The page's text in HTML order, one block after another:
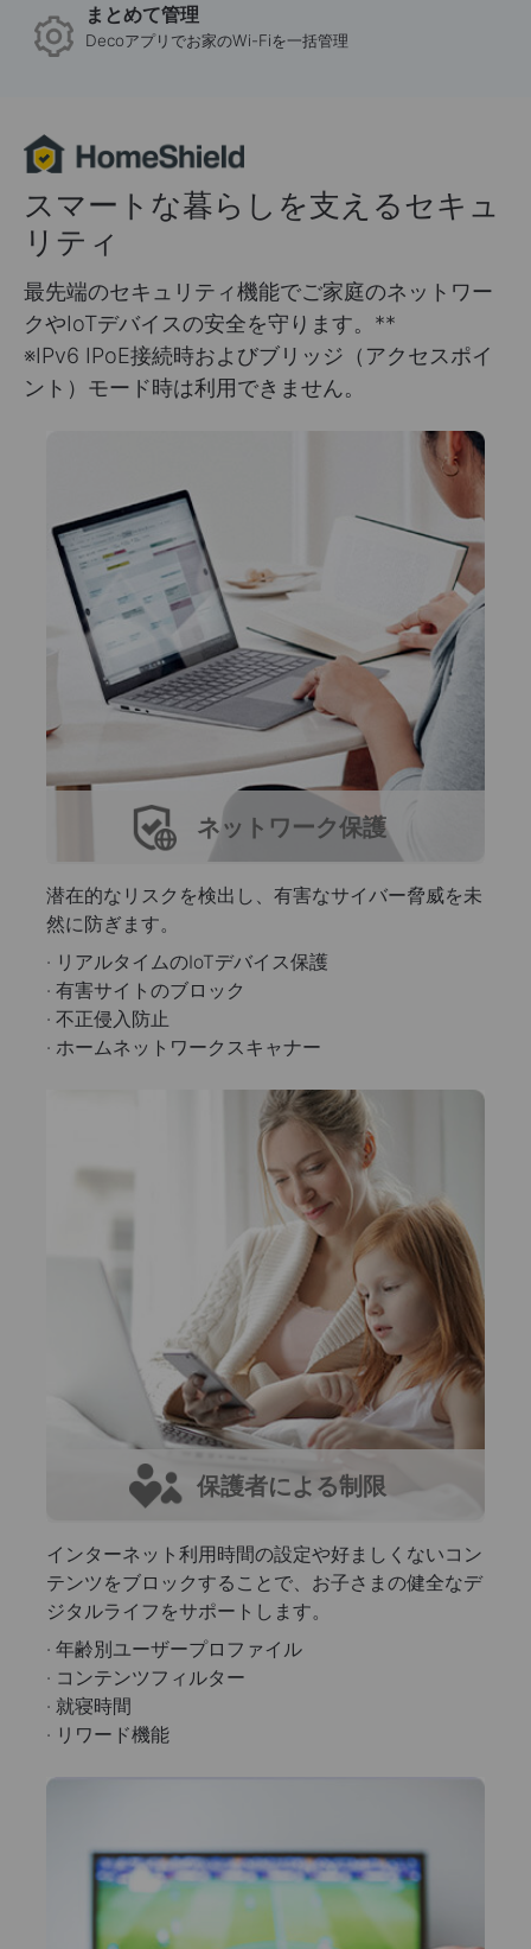
まとめて管理
Decoアプリでお家のWi-Fiを一括管理
スマートな暮らしを支えるセキュ
リティ
最先端のセキュリティ機能でご家庭のネットワー
クやIoTデバイスの安全を守ります。 **
※IPv6 IPoE接続時およびブリッジ（アクセスポイ
ント）モード時は利用できません。
ネットワーク保護
潜在的なリスクを検出し、有害なサイバー脅威を未
然に防ぎます。
· リアルタイムのIoTデバイス保護
· 有害サイトのブロック
· 不正侵入防止
· ホームネットワークスキャナー
保護者による制限
インターネット利用時間の設定や好ましくないコン
テンツをブロックすることで、お子さまの健全なデ
ジタルライフをサポートします。
· 年齢別ユーザープロファイル
· コンテンツフィルター
· 就寝時間
· リワード機能